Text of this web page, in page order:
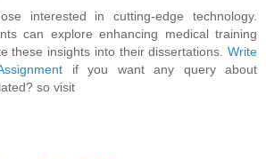
interested in cutting-edge technology.
can explore enhancing medical training
these insights into their dissertations. Write
if you want any query about
so visit